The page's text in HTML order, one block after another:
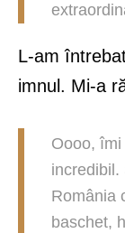
L-am
imnul. Mi-a
Oooo,
incredibil.
România
baschet,